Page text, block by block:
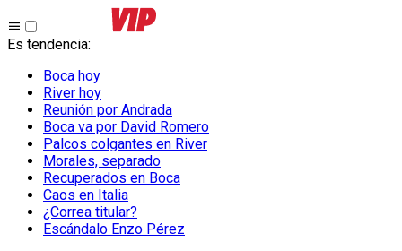
Es tendencia:
Boca hoy
River hoy
Reunión por Andrada
Boca va por David Romero
Palcos colgantes en River
Morales, separado
Recuperados en Boca
Caos en Italia
¿Correa titular?
Escándalo Enzo Pérez